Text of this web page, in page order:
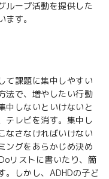
ループ活動を提供した
す。
て課題に集中しやすい
法で、増やしたい行動
中しないといけないと
テレビを消す。集中し
なさなければいけない
ングをあらかじめ決め
リストに書いたり、簡
。しかし、ADHDの子ど